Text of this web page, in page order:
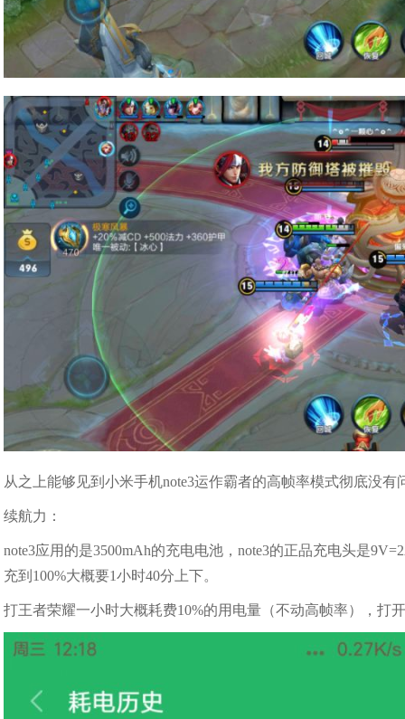
从之上能够见到小米手机note3运作霸者的高帧率模式彻底没
续航力：
note3应用的是3500mAh的充电电池，note3的正品充电头是
充到100%大概要1小时40分上下。
打王者荣耀一小时大概耗费10%的用电量（不动高帧率），打